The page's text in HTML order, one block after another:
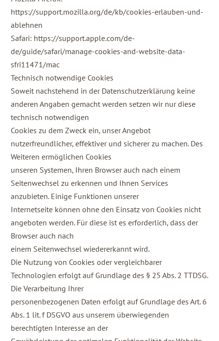
https://support.mozilla.org/de/kb/cookies-erlauben-und-
ablehnen
Safari: https://support.apple.com/de-
de/guide/safari/manage-cookies-and-website-data-
sfri11471/mac
Technisch notwendige Cookies
Soweit nachstehend in der Datenschutzerklärung keine
anderen Angaben gemacht werden setzen wir nur diese
technisch notwendigen
Cookies zu dem Zweck ein, unser Angebot
nutzerfreundlicher, effektiver und sicherer zu machen. Des
Weiteren ermöglichen Cookies
unseren Systemen, Ihren Browser auch nach einem
Seitenwechsel zu erkennen und Ihnen Services
anzubieten. Einige Funktionen unserer
Internetseite können ohne den Einsatz von Cookies nicht
angeboten werden. Für diese ist es erforderlich, dass der
Browser auch nach
einem Seitenwechsel wiedererkannt wird.
Die Nutzung von Cookies oder vergleichbarer
Technologien erfolgt auf Grundlage des § 25 Abs. 2 TTDSG.
Die Verarbeitung Ihrer
personenbezogenen Daten erfolgt auf Grundlage des Art. 6
Abs. 1 lit. f DSGVO aus unserem überwiegenden
berechtigten Interesse an der